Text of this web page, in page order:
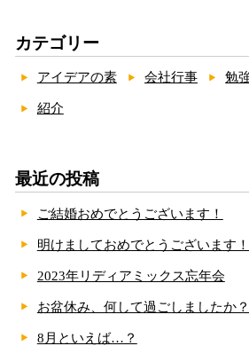
カテゴリー
アイデアの素 会社行事 勉
紹介
最近の投稿
ご結婚おめでとうございます！
明けましておめでとうございます！
2023年リディアミックス忘年会
お盆休み、何して過ごしましたか？
8月といえば…？